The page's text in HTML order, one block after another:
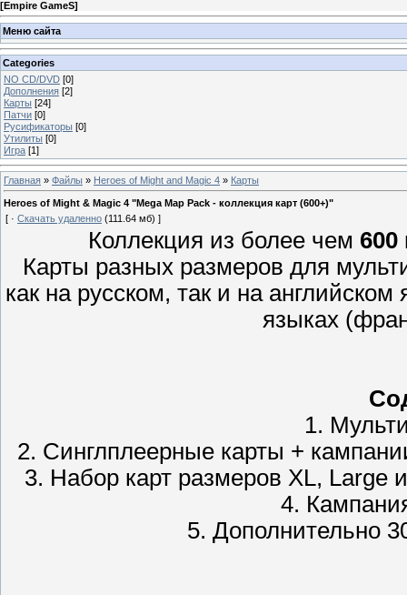
[Empire GameS]
Меню сайта
Categories
NO CD/DVD [0]
Дополнения [2]
Карты [24]
Патчи [0]
Русификаторы [0]
Утилиты [0]
Игра [1]
Главная » Файлы » Heroes of Might and Magic 4 » Карты
Heroes of Might & Magic 4 "Mega Map Pack - коллекция карт (600+)"
[ · Скачать удаленно (111.64 мб) ]
Коллекция из более чем 600
Карты разных размеров для
как на русском, так и на
языках
1.
2. Синглплеерные карты +
3. Набор карт размеров XL, Large
4.
5. Дополнительно